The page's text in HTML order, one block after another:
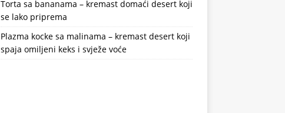
Torta sa bananama – kremast domaći desert koji
se lako priprema
Plazma kocke sa malinama – kremast desert koji
spaja omiljeni keks i svježe voće